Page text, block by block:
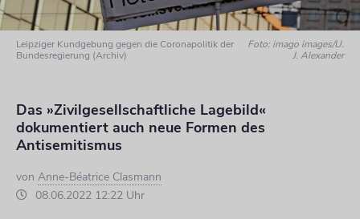
Leipziger Kundgebung gegen die Coronapolitik der
Bundesregierung (Archiv)
Foto: imago images/U.
J. Alexander
Das »Zivilgesellschaftliche Lagebild«
dokumentiert auch neue Formen des
Antisemitismus
von Anne-Béatrice Clasmann
08.06.2022 12:22 Uhr